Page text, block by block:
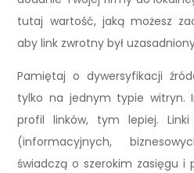
tutaj wartość, jaką możesz
aby link zwrotny był
Pamiętaj o dywersyfikacji
tylko na jednym typie witryn.
profil linków, tym lepiej.
(informacyjnych,
świadczą o szerokim zasięgu i